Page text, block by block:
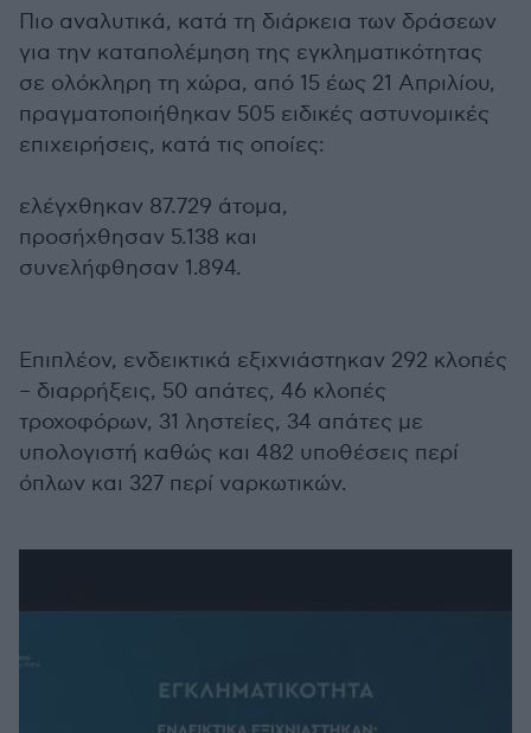
Πιο αναλυτικά, κατά τη διάρκεια των δράσεων
για την καταπολέμηση της εγκληματικότητας
σε ολόκληρη τη χώρα, από 15 έως 21 Απριλίου,
πραγματοποιήθηκαν 505 ειδικές αστυνομικές
επιχειρήσεις, κατά τις οποίες:
ελέγχθηκαν 87.729 άτομα,
προσήχθησαν 5.138 και
συνελήφθησαν 1.894.
Επιπλέον, ενδεικτικά εξιχνιάστηκαν 292 κλοπές
– διαρρήξεις, 50 απάτες, 46 κλοπές
τροχοφόρων, 31 ληστείες, 34 απάτες με
υπολογιστή καθώς και 482 υποθέσεις περί
όπλων και 327 περί ναρκωτικών.